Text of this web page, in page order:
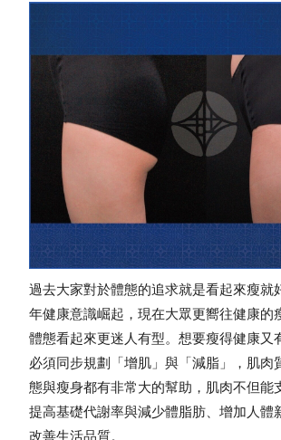
過去大家對於體態的追求就是看起來瘦就
年健康意識崛起，現在大眾更嚮往健康的
體態看起來更迷人有型。想要瘦得健康又
必須同步規劃「增肌」與「減脂」，肌肉
態與瘦身都有非常大的幫助，肌肉不但能
提高基礎代謝率與減少體脂肪、增加人體
改善生活品質。